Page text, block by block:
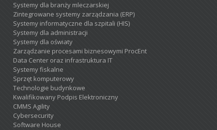
Systemy dla branży mleczarskiej
Zintegrowane systemy zarządzania (ERP)
Systemy informatyczne dla szpitali (HIS)
Systemy dla administracji
Systemy dla oświaty
Zarządzanie procesami biznesowymi ProcEnt
Data Center oraz infrastruktura IT
Systemy fiskalne
Sprzęt komputerowy
Technologie budynkowe
Kwalifikowany Podpis Elektroniczny
CMMS Agility
Cybersecurity
Software House